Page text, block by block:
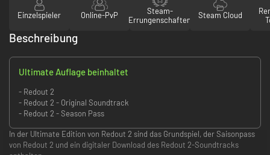
Einzelspieler Online-PvP
Steam-
Errungenschaften
Steam Cloud
Beschreibung
Ultimate Auflage beinhaltet
- Redout 2
- Redout 2 - Original Soundtrack
- Redout 2 - Season Pass
In der Ultimate Edition von Redout 2 sind das Grundspiel, der Saisonpass
von Redout 2 und ein digitaler Download des Redout 2-Soundtracks